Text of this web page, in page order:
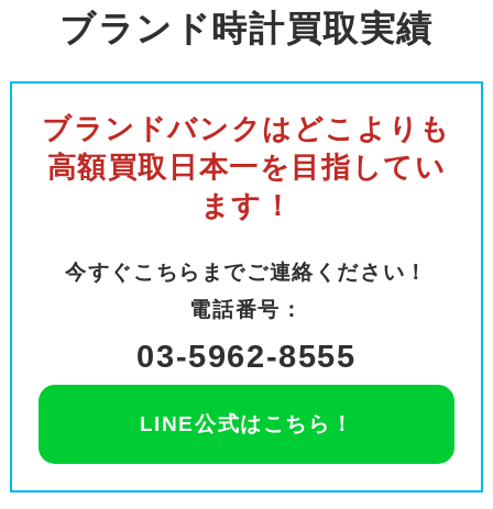
ブランド時計買取実績
ブランドバンクはどこよりも
高額買取日本一を目指してい
ます！
今すぐこちらまでご連絡ください！
電話番号：
03-5962-8555
LINE公式はこちら！